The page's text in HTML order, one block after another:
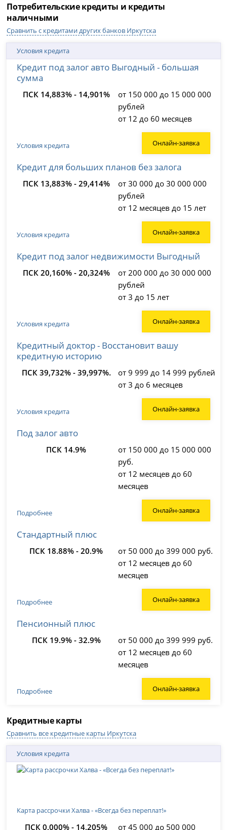
Потребительские кредиты и кредиты
наличными
Сравнить с кредитами других банков Иркутска
Условия кредита
Кредит под залог авто Выгодный - большая
сумма
ПСК 14,883% - 14,901%
от 150 000 до 15 000 000
рублей
от 12 до 60 месяцев
Условия кредита Онлайн-заявка
Кредит для больших планов без залога
ПСК 13,883% - 29,414%
от 30 000 до 30 000 000
рублей
от 12 месяцев до 15 лет
Условия кредита Онлайн-заявка
Кредит под залог недвижимости Выгодный
ПСК 20,160% - 20,324%
от 200 000 до 30 000 000
рублей
от 3 до 15 лет
Условия кредита Онлайн-заявка
Кредитный доктор - Восстановит вашу
кредитную историю
ПСК 39,732% - 39,997%.
от 9 999 до 14 999 рублей
от 3 до 6 месяцев
Условия кредита Онлайн-заявка
Под залог авто
ПСК 14.9%
от 150 000 до 15 000 000
руб.
от 12 месяцев до 60
месяцев
Подробнее Онлайн-заявка
Стандартный плюс
ПСК 18.88% - 20.9%
от 50 000 до 399 000 руб.
от 12 месяцев до 60
месяцев
Подробнее Онлайн-заявка
Пенсионный плюс
ПСК 19.9% - 32.9%
от 50 000 до 399 999 руб.
от 12 месяцев до 60
месяцев
Подробнее Онлайн-заявка
Кредитные карты
Сравнить все кредитные карты Иркутска
Условия кредита
Карта рассрочки Халва - «Всегда без переплат!»
ПСК 0,000% - 14,205% от 45 000 до 500 000